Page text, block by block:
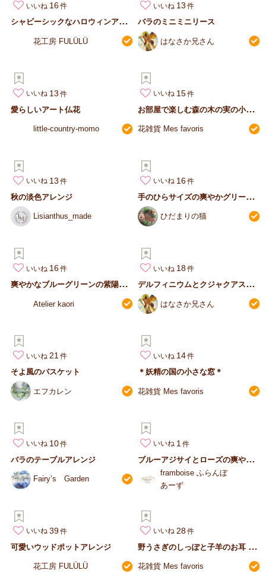
いいね 16
シ
ャビーシックなハロウィンアレンジ
花工房 FULÜLÜ
いいね 13
バラのミニミニリース
はなさか兄さん
いいね 13
愛らしいアート仏花
little-country-momo
いいね 15
お
部屋で楽しむ森の木の実の小さなリース
花雑貨 Mes favoris
いいね 13
秋の淡色アレンジ
Lisianthus_made
いいね 16
手
のひらサイズの爽やかグリーンリース
ひだまりの猫
いいね 16
爽
やかなブルーグリーンの紫陽花リース
Atelier kaori
いいね 18
デ
ルフィニウムとクジャクアスターのリース
はなさか兄さん
いいね 21
そよ風のバスケット
エフカレン
いいね 14
＊妖精の国の小さな窓＊
花雑貨 Mes favoris
いいね 10
バラのテーブルアレンジ
Fairy’s Garden
いいね 1
ブ
ルーアジサイとローズの爽やかナチュラルリース
framboise ふらんぼ
あーず
いいね 39
可愛いウッドポットアレンジ
花工房 FULÜLÜ
いいね 28
野
うさぎのしっぽと子羊のお耳 エレガンスver.
花雑貨 Mes favoris